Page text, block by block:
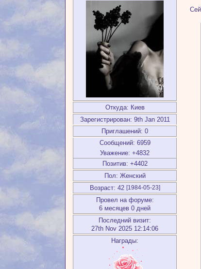
Откуда: Киев
Зарегистрирован: 9th Jan 2011
Приглашений: 0
Сообщений: 6959
Уважение: +4832
Позитив: +4402
Пол: Женский
Возраст: 42 [1984-05-23]
Провел на форуме:
6 месяцев 0 дней
Последний визит:
27th Nov 2025 12:14:06
Награды: